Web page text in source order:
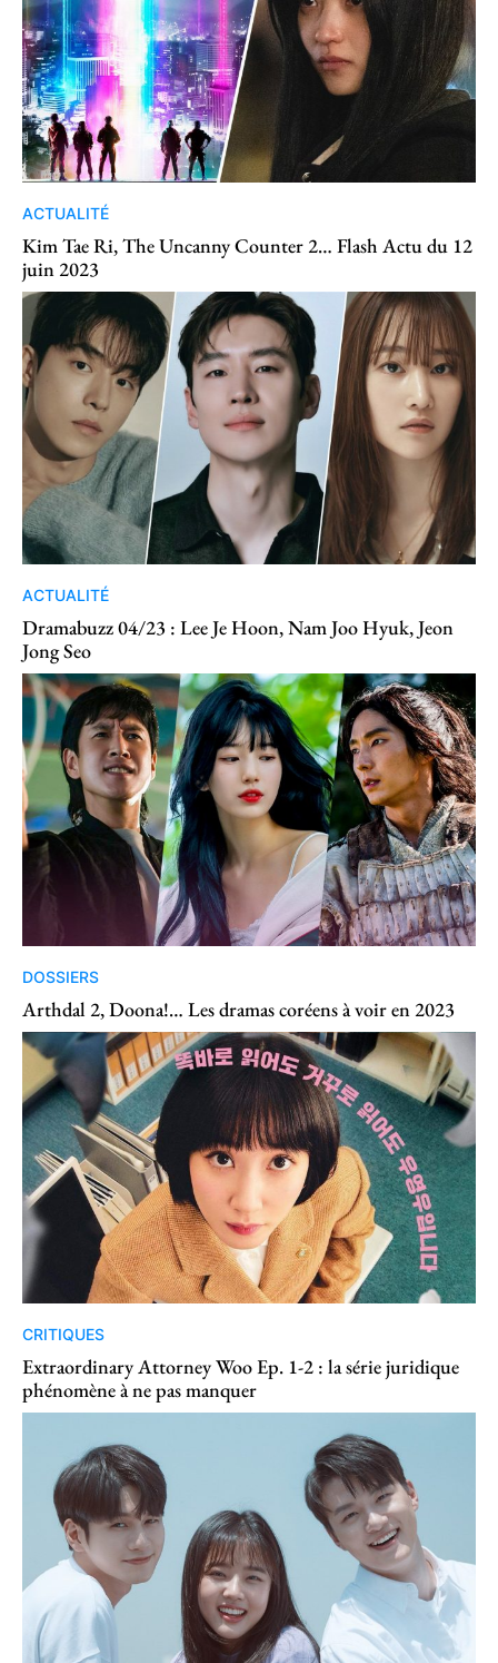
ACTUALITÉ
Kim Tae Ri, The Uncanny Counter 2… Flash Actu du 12
juin 2023
ACTUALITÉ
Dramabuzz 04/23 : Lee Je Hoon, Nam Joo Hyuk, Jeon
Jong Seo
DOSSIERS
Arthdal 2, Doona!… Les dramas coréens à voir en 2023
CRITIQUES
Extraordinary Attorney Woo Ep. 1-2 : la série juridique
phénomène à ne pas manquer